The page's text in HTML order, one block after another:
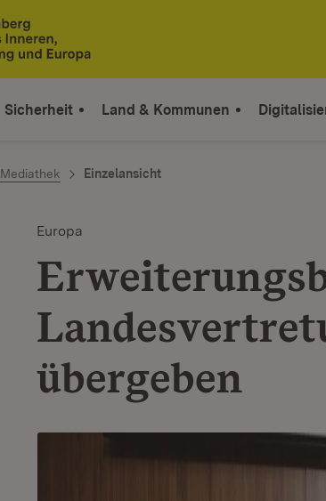
Sicherheit Land & Kommunen
Mediathek Einzelansicht
Europa
übergeben